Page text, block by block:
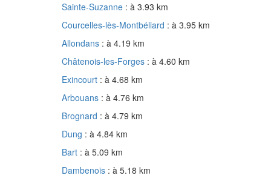
Sainte-Suzanne : à 3.93 km
Courcelles-lès-Montbéliard : à 3.95 km
Allondans : à 4.19 km
Châtenois-les-Forges : à 4.60 km
Exincourt : à 4.68 km
Arbouans : à 4.76 km
Brognard : à 4.79 km
Dung : à 4.84 km
Bart : à 5.09 km
Dambenois : à 5.18 km